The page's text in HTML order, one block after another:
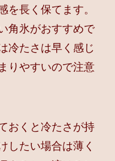
を長く保てます。
角氷がおすすめで
冷たさは早く感じ
りやすいので注意
おくと冷たさが持
したい場合は薄く